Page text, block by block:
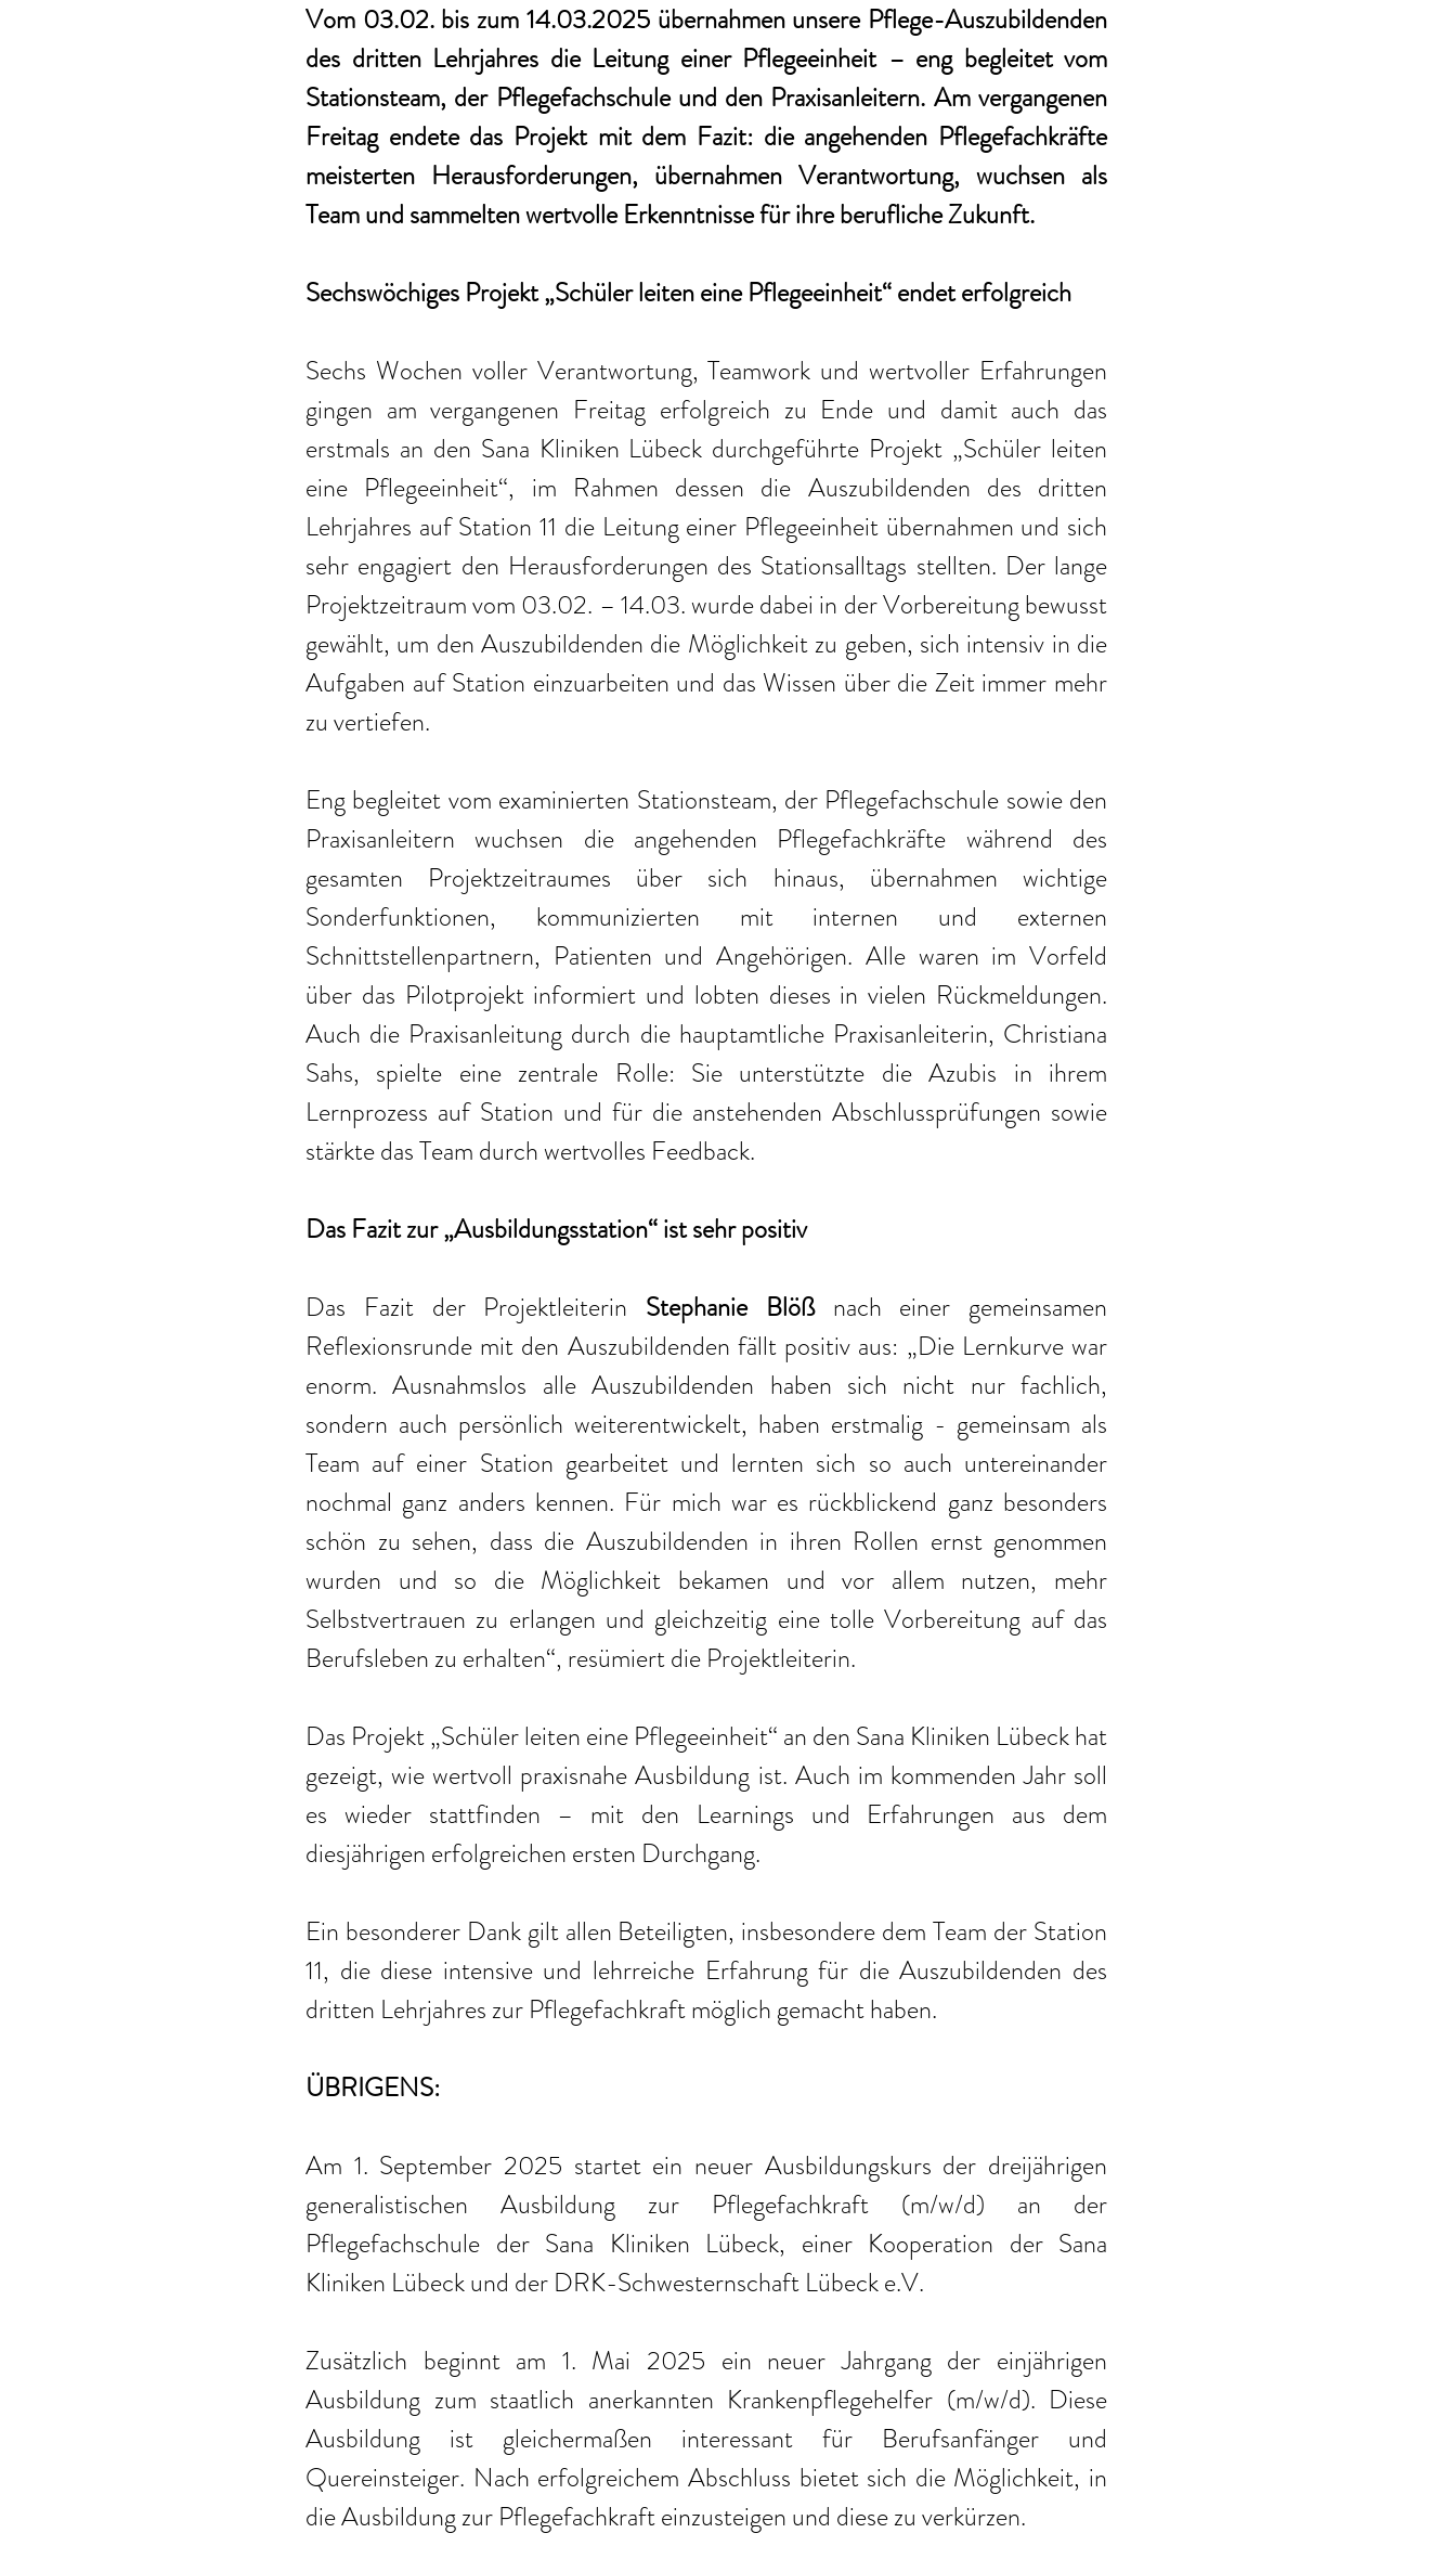
Vom 03.02. bis zum 14.03.2025 übernahmen unsere Pflege-Auszubildenden
des dritten Lehrjahres die Leitung einer Pflegeeinheit – eng begleitet vom
Stationsteam, der Pflegefachschule und den Praxisanleitern. Am vergangenen
Freitag endete das Projekt mit dem Fazit: die angehenden Pflegefachkräfte
meisterten Herausforderungen, übernahmen Verantwortung, wuchsen als
Team und sammelten wertvolle Erkenntnisse für ihre berufliche Zukunft.
Sechswöchiges Projekt „Schüler leiten eine Pflegeeinheit“ endet erfolgreich
Sechs Wochen voller Verantwortung, Teamwork und wertvoller Erfahrungen
gingen am vergangenen Freitag erfolgreich zu Ende und damit auch das
erstmals an den Sana Kliniken Lübeck durchgeführte Projekt „Schüler leiten
eine Pflegeeinheit“, im Rahmen dessen die Auszubildenden des dritten
Lehrjahres auf Station 11 die Leitung einer Pflegeeinheit übernahmen und sich
sehr engagiert den Herausforderungen des Stationsalltags stellten. Der lange
Projektzeitraum vom 03.02. – 14.03. wurde dabei in der Vorbereitung bewusst
gewählt, um den Auszubildenden die Möglichkeit zu geben, sich intensiv in die
Aufgaben auf Station einzuarbeiten und das Wissen über die Zeit immer mehr
zu vertiefen.
Eng begleitet vom examinierten Stationsteam, der Pflegefachschule sowie den
Praxisanleitern wuchsen die angehenden Pflegefachkräfte während des
gesamten Projektzeitraumes über sich hinaus, übernahmen wichtige
Sonderfunktionen, kommunizierten mit internen und externen
Schnittstellenpartnern, Patienten und Angehörigen. Alle waren im Vorfeld
über das Pilotprojekt informiert und lobten dieses in vielen Rückmeldungen.
Auch die Praxisanleitung durch die hauptamtliche Praxisanleiterin, Christiana
Sahs, spielte eine zentrale Rolle: Sie unterstützte die Azubis in ihrem
Lernprozess auf Station und für die anstehenden Abschlussprüfungen sowie
stärkte das Team durch wertvolles Feedback.
Das Fazit zur „Ausbildungsstation“ ist sehr positiv
Das Fazit der Projektleiterin Stephanie Blöß nach einer gemeinsamen
Reflexionsrunde mit den Auszubildenden fällt positiv aus: „Die Lernkurve war
enorm. Ausnahmslos alle Auszubildenden haben sich nicht nur fachlich,
sondern auch persönlich weiterentwickelt, haben erstmalig - gemeinsam als
Team auf einer Station gearbeitet und lernten sich so auch untereinander
nochmal ganz anders kennen. Für mich war es rückblickend ganz besonders
schön zu sehen, dass die Auszubildenden in ihren Rollen ernst genommen
wurden und so die Möglichkeit bekamen und vor allem nutzen, mehr
Selbstvertrauen zu erlangen und gleichzeitig eine tolle Vorbereitung auf das
Berufsleben zu erhalten“, resümiert die Projektleiterin.
Das Projekt „Schüler leiten eine Pflegeeinheit“ an den Sana Kliniken Lübeck hat
gezeigt, wie wertvoll praxisnahe Ausbildung ist. Auch im kommenden Jahr soll
es wieder stattfinden – mit den Learnings und Erfahrungen aus dem
diesjährigen erfolgreichen ersten Durchgang.
Ein besonderer Dank gilt allen Beteiligten, insbesondere dem Team der Station
11, die diese intensive und lehrreiche Erfahrung für die Auszubildenden des
dritten Lehrjahres zur Pflegefachkraft möglich gemacht haben.
ÜBRIGENS:
Am 1. September 2025 startet ein neuer Ausbildungskurs der dreijährigen
generalistischen Ausbildung zur Pflegefachkraft (m/w/d) an der
Pflegefachschule der Sana Kliniken Lübeck, einer Kooperation der Sana
Kliniken Lübeck und der DRK-Schwesternschaft Lübeck e.V.
Zusätzlich beginnt am 1. Mai 2025 ein neuer Jahrgang der einjährigen
Ausbildung zum staatlich anerkannten Krankenpflegehelfer (m/w/d). Diese
Ausbildung ist gleichermaßen interessant für Berufsanfänger und
Quereinsteiger. Nach erfolgreichem Abschluss bietet sich die Möglichkeit, in
die Ausbildung zur Pflegefachkraft einzusteigen und diese zu verkürzen.